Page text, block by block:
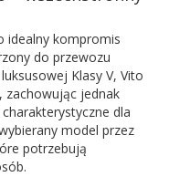
idealny kompromis
do przewozu
Klasy V, Vito
zachowując jednak
dla
model przez
potrzebują